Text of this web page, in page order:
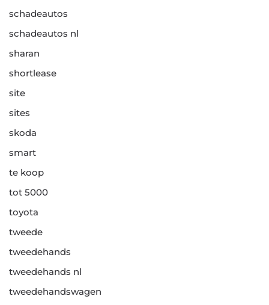
schadeautos
schadeautos nl
sharan
shortlease
site
sites
skoda
smart
te koop
tot 5000
toyota
tweede
tweedehands
tweedehands nl
tweedehandswagen